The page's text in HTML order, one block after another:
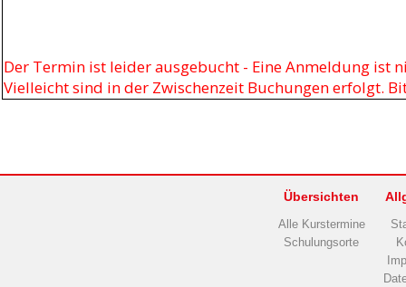
Der Termin ist leider ausgebucht - Eine Anmeldung ist
Vielleicht sind in der Zwischenzeit Buchungen erfolgt.
Übersichten
Alle Kurstermine
Schulungsorte